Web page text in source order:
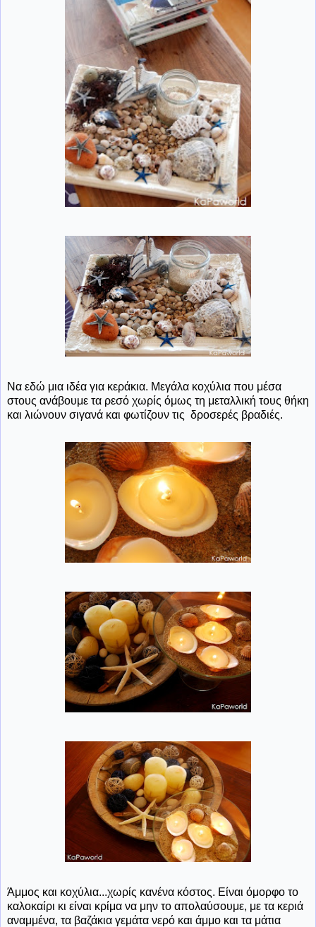
Να εδώ μια ιδέα για κεράκια. Μεγάλα κοχύλια που μέσα
στους ανάβουμε τα ρεσό χωρίς όμως τη μεταλλική τους θήκη
και λιώνουν σιγανά και φωτίζουν τις δροσερές βραδιές.
Άμμος και κοχύλια...χωρίς κανένα κόστος. Είναι όμορφο το
καλοκαίρι κι είναι κρίμα να μην το απολαύσουμε, με τα κεριά
αναμμένα, τα βαζάκια γεμάτα νερό και άμμο και τα μάτια